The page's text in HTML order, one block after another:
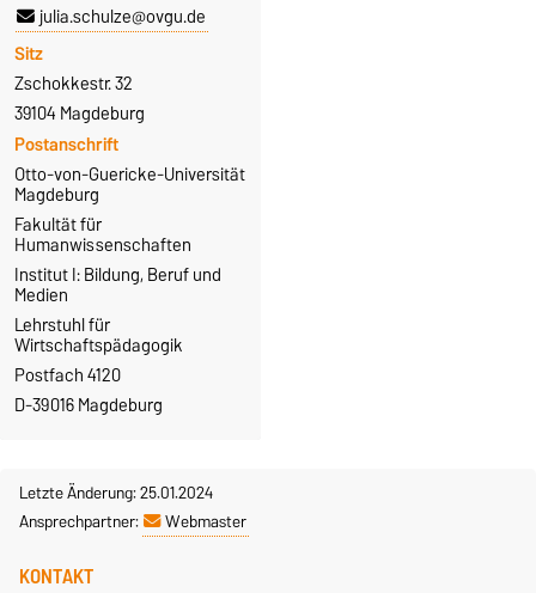
julia.schulze@ovgu.de
Sitz
Zschokkestr. 32
39104 Magdeburg
Postanschrift
Otto-von-Guericke-Universität
Magdeburg
Fakultät für
Humanwissenschaften
Institut I: Bildung, Beruf und
Medien
Lehrstuhl für
Wirtschaftspädagogik
Postfach 4120
D-39016 Magdeburg
Letzte Änderung: 25.01.2024
Ansprechpartner:
Webmaster
KONTAKT